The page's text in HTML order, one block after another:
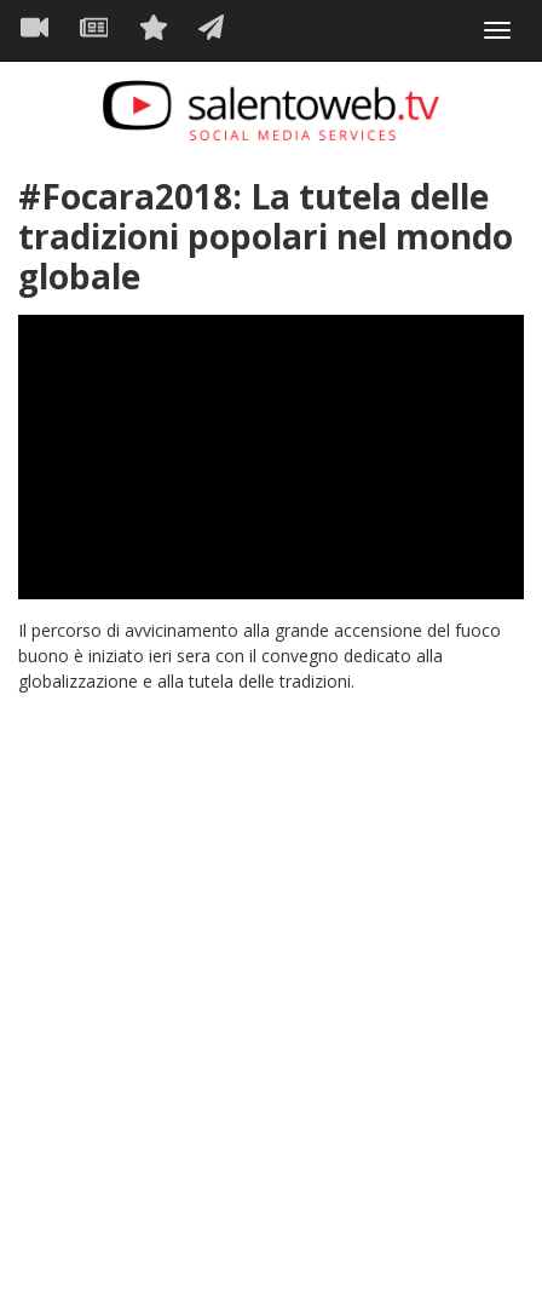
Salta
contenuto
Navigazione
principale
#Focara2018: La tutela delle
tradizioni popolari nel mondo
globale
Il percorso di avvicinamento alla grande accensione del fuoco
buono è iniziato ieri sera con il convegno dedicato alla
globalizzazione e alla tutela delle tradizioni.